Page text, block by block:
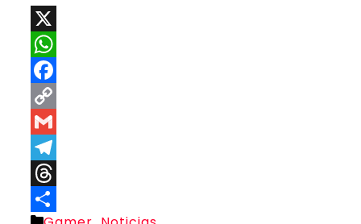
X
WhatsApp
Facebook
Copy
Link
Gmail
Telegram
Threads